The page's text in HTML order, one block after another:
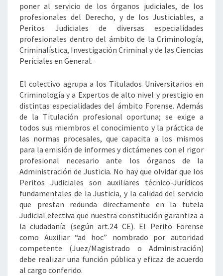
poner al servicio de los órganos judiciales, de los
profesionales del Derecho, y de los Justiciables, a
Peritos Judiciales de diversas especialidades
profesionales dentro del ámbito de la Criminología,
Criminalística, Investigación Criminal y de las Ciencias
Periciales en General.
El colectivo agrupa a los Titulados Universitarios en
Criminología y a Expertos de alto nivel y prestigio en
distintas especialidades del ámbito Forense. Además
de la Titulación profesional oportuna; se exige a
todos sus miembros el conocimiento y la práctica de
las normas procesales, que capacita a los mismos
para la emisión de informes y dictámenes con el rigor
profesional necesario ante los órganos de la
Administración de Justicia. No hay que olvidar que los
Peritos Judiciales son auxiliares técnico-Jurídicos
fundamentales de la Justicia, y la calidad del servicio
que prestan redunda directamente en la tutela
Judicial efectiva que nuestra constitución garantiza a
la ciudadanía (según art.24 CE). El Perito Forense
como Auxiliar “ad hoc” nombrado por autoridad
competente (Juez/Magistrado o Administración)
debe realizar una función pública y eficaz de acuerdo
al cargo conferido.